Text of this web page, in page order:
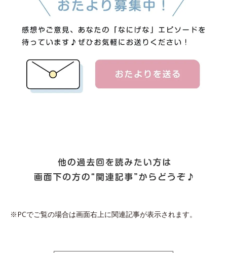
※PCでご覧の場合は画面右上に関連記事が表示されます。